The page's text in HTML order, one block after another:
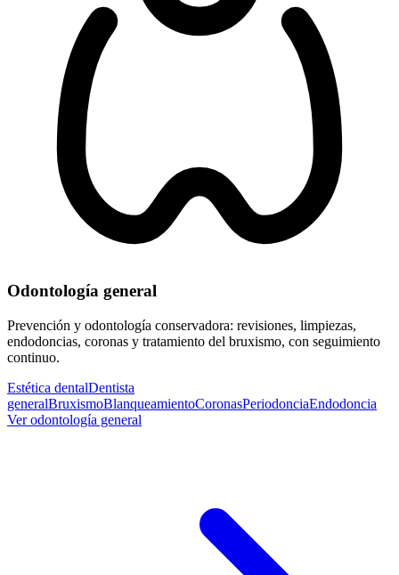
Odontología general
Prevención y odontología conservadora: revisiones, limpiezas,
endodoncias, coronas y tratamiento del bruxismo, con seguimiento
continuo.
Estética dentalDentista
generalBruxismoBlanqueamientoCoronasPeriodonciaEndodoncia
Ver odontología general